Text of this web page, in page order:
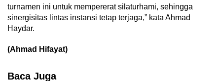
turnamen ini untuk mempererat silaturhami, sehingga
sinergisitas lintas instansi tetap terjaga,” kata Ahmad
Haydar.
(Ahmad Hifayat)
Baca Juga